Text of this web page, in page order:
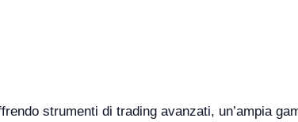
strumenti di trading avanzati, un’ampia